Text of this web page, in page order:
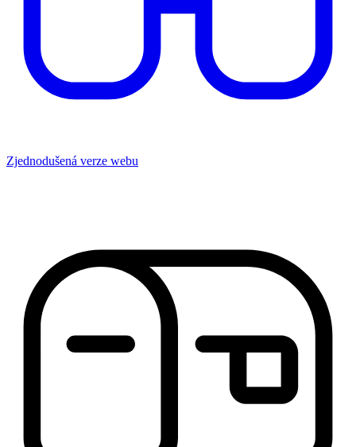
Zjednodušená verze webu